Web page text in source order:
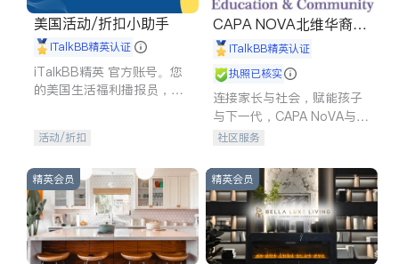
美国活动/折扣小助手
iTalkBB精英认证
iTalkBB精英 官方账号。您
的美国生活福利播报员，精
专属福利。
活动/折扣
CAPA NOVA北维华裔家
长会iTalkBB精英认证
执照已核实
连接家长与社会，赋能孩子
与下一代，CAPA NoVA与您
携手建设包容、公平、充满
社区服务
精英会员 精英会员